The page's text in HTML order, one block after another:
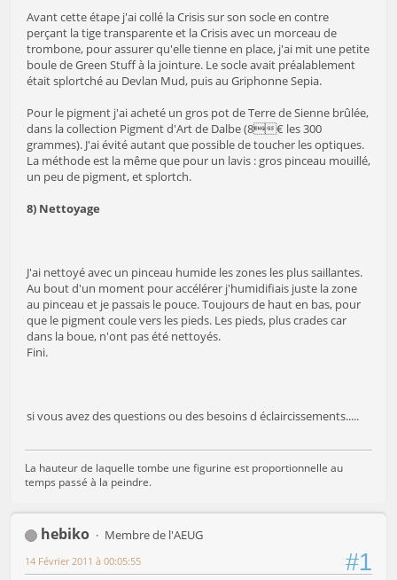
Avant cette étape j'ai collé la Crisis sur son socle en contre
perçant la tige transparente et la Crisis avec un morceau de
trombone, pour assurer qu'elle tienne en place, j'ai mit une petite
boule de Green Stuff à la jointure. Le socle avait préalablement
était splortché au Devlan Mud, puis au Griphonne Sepia.
Pour le pigment j'ai acheté un gros pot de Terre de Sienne brûlée,
dans la collection Pigment d'Art de Dalbe (8€ les 300
grammes). J'ai évité autant que possible de toucher les optiques.
La méthode est la même que pour un lavis : gros pinceau mouillé,
un peu de pigment, et splortch.
8) Nettoyage
J'ai nettoyé avec un pinceau humide les zones les plus saillantes.
Au bout d'un moment pour accélérer j'humidifiais juste la zone
au pinceau et je passais le pouce. Toujours de haut en bas, pour
que le pigment coule vers les pieds. Les pieds, plus crades car
dans la boue, n'ont pas été nettoyés.
Fini.
si vous avez des questions ou des besoins d éclaircissements.....
La hauteur de laquelle tombe une figurine est proportionnelle au
temps passé à la peindre.
hebiko Membre de l'AEUG
#1
14 Février 2011 à 00:05:55